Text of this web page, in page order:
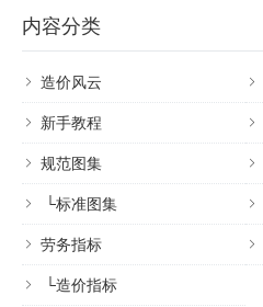
内容分类
造价风云
新手教程
规范图集
└标准图集
劳务指标
└造价指标